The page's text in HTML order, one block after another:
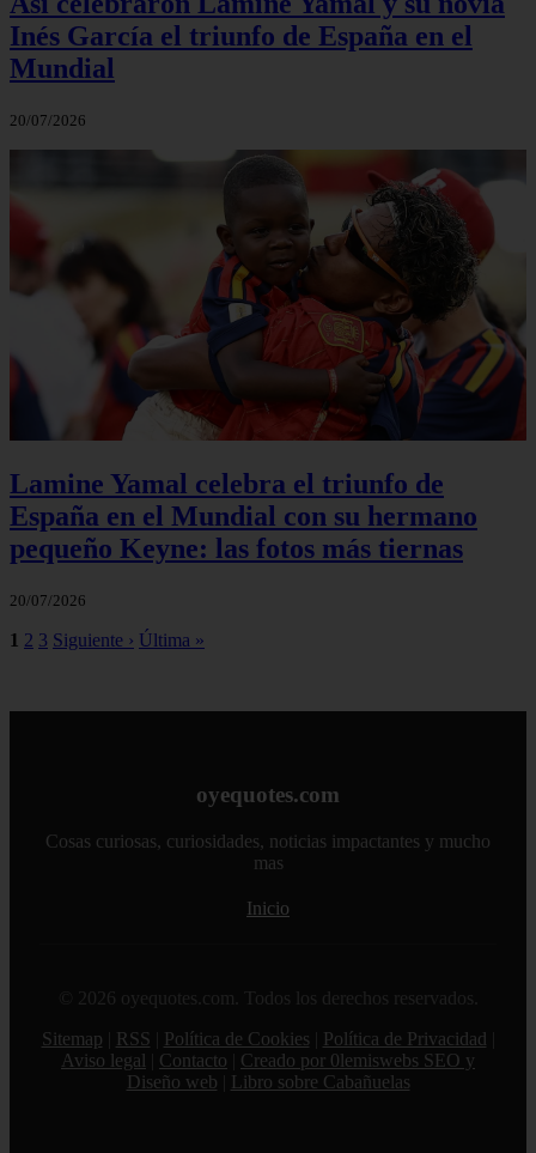
Inés García el triunfo de España en el
Mundial
20/07/2026
Lamine Yamal celebra el triunfo de
España en el Mundial con su hermano
pequeño Keyne: las fotos más tiernas
20/07/2026
1 2 3 Siguiente › Última »
oyequotes.com
Cosas curiosas, curiosidades, noticias impactantes y mucho
mas
Inicio
© 2026 oyequotes.com. Todos los derechos reservados.
Sitemap
RSS Política de Cookies Política de Privacidad
Aviso legal
Contacto
Creado por 0lemiswebs SEO y
Diseño web
Libro sobre Cabañuelas